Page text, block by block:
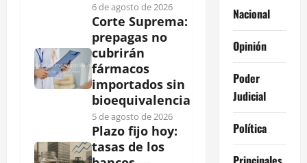
6 de agosto de 2026
Corte Suprema:
prepagas no
cubrirán
fármacos
importados sin
bioequivalencia
5 de agosto de 2026
Plazo fijo hoy:
tasas de los
Nacional
Opinión
Poder
Judicial
Política